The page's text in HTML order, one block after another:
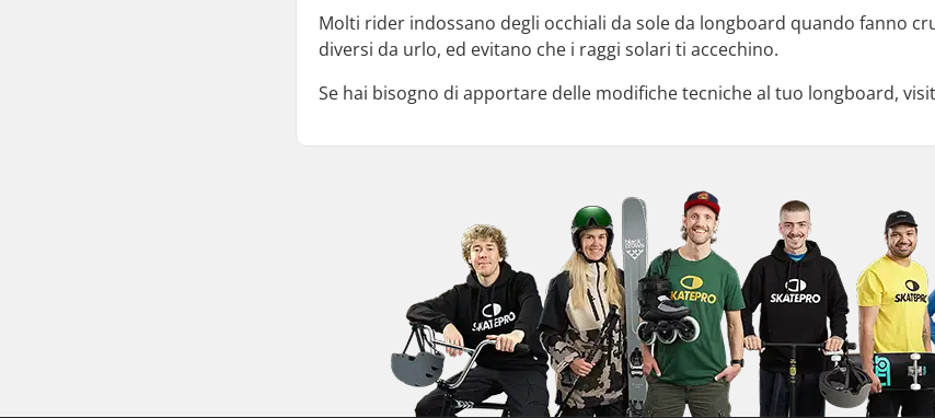
Molti rider indossano degli occhiali da sole da longboard quando fanno
diversi da urlo, ed evitano che i raggi solari ti accechino.
Se hai bisogno di apportare delle modifiche tecniche al tuo longboard,